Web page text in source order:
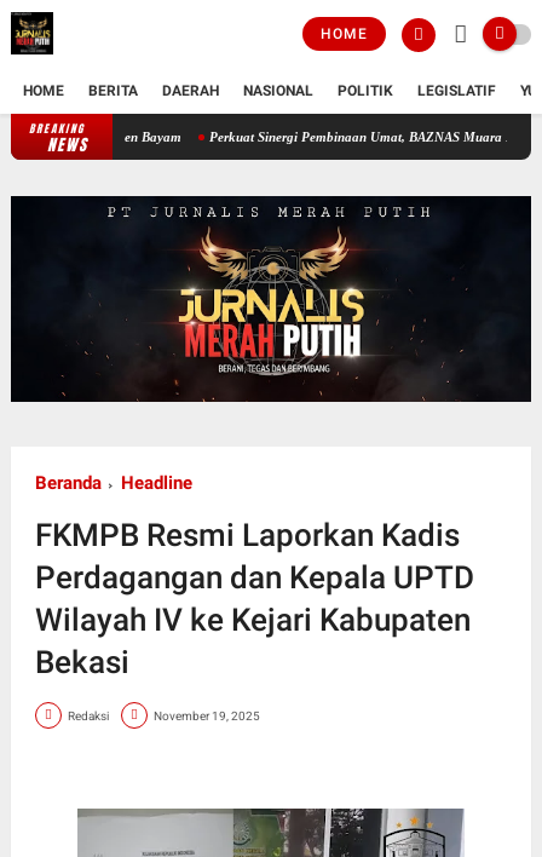
HOME
HOME BERITA DAERAH NASIONAL POLITIK LEGISLATIF
BREAKING
NEWS
Panen Bayam Perkuat Sinergi Pembinaan Umat, BAZNAS Muara Enim Dukung
Beranda Headline
FKMPB Resmi Laporkan Kadis
Perdagangan dan Kepala UPTD
Wilayah IV ke Kejari Kabupaten
Bekasi
Redaksi November 19, 2025